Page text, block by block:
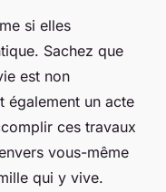
si elles
Sachez que
est non
également un acte
ces travaux
vous-même
qui y vive.